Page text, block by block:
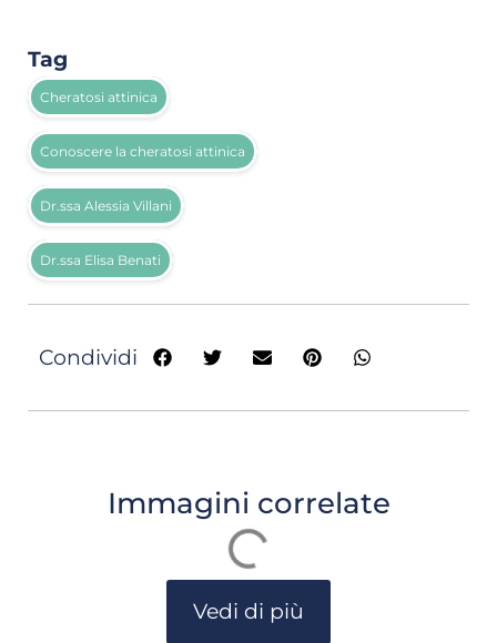
Tag
Cheratosi attinica
Conoscere la cheratosi attinica
Dr.ssa Alessia Villani
Dr.ssa Elisa Benati
Condividi
Immagini correlate
Vedi di più